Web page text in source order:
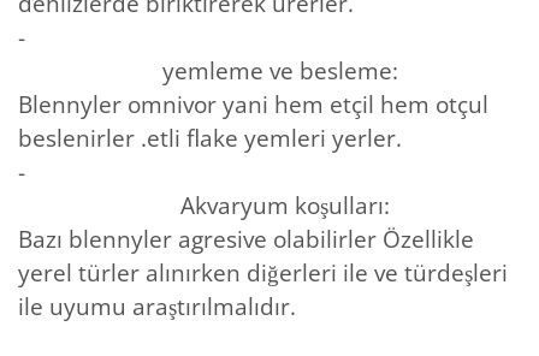
-
yemleme ve besleme:
Blennyler omnivor yani hem etçil hem otçul
beslenirler .etli flake yemleri yerler.
-
Akvaryum koşulları:
Bazı blennyler agresive olabilirler Özellikle
yerel türler alınırken diğerleri ile ve türdeşleri
ile uyumu araştırılmalıdır.